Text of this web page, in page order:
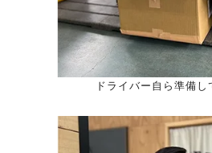
ドライバー自ら準備し